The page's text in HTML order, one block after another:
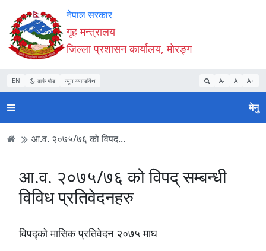
Accessibility
Mode
सुरु
गर्नुहोस्
सामाग्री
पढ्नुहाेस्
नेभिगेसन
पढ्नुहाेस्
वेबसाइट
खोजमा
जानुहोस्
नेपाल सरकार
गृह मन्त्रालय
जिल्ला प्रशासन कार्यालय, मोरङ्ग
EN डार्क मोड न्यून व्यान्डविथ A- A A+
मेनु
आ.व. २०७५/७६ को विपद...
आ.व. २०७५/७६ को विपद् सम्बन्धी
विविध प्रतिवेदनहरु
विपद्को मासिक प्रतिवेदन २०७५ माघ